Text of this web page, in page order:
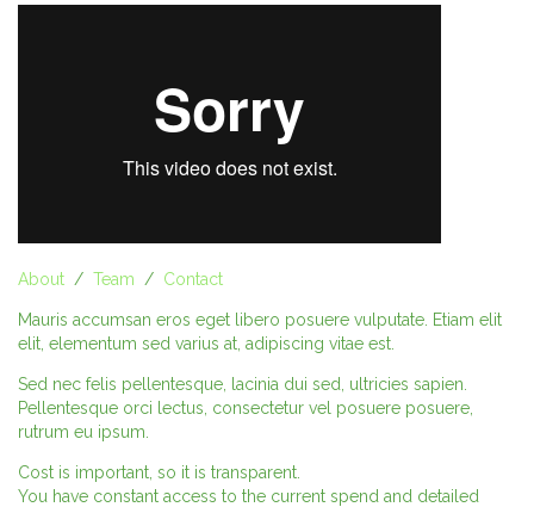
About / Team / Contact
Mauris accumsan eros eget libero posuere vulputate. Etiam elit
elit, elementum sed varius at, adipiscing vitae est.
Sed nec felis pellentesque, lacinia dui sed, ultricies sapien.
Pellentesque orci lectus, consectetur vel posuere posuere,
rutrum eu ipsum.
Cost is important, so it is transparent.
You have constant access to the current spend and detailed